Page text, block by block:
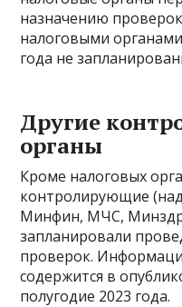
назначению
налоговыми
года не
Другие
органы
Кроме налоговых
контролирующие
Минфин, МЧС,
запланировали
проверок.
содержится в
полугодие 2023 года.